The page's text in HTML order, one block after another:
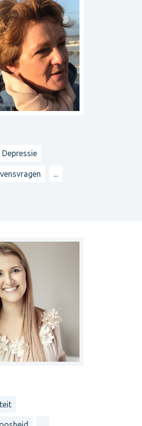
Depressie
...